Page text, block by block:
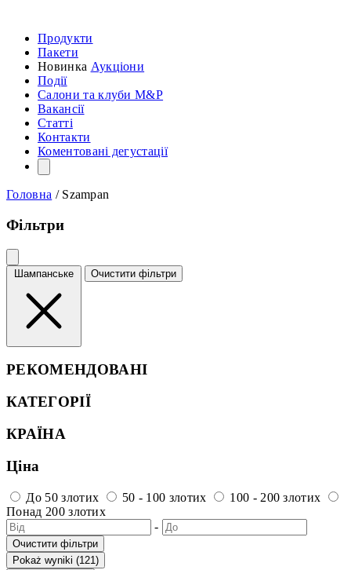
Продукти
Пакети
Новинка Аукціони
Події
Салони та клуби M&P
Вакансії
Статті
Контакти
Коментовані дегустації
Головна / Szampan
Фільтри
Шампанське Очистити фільтри
РЕКОМЕНДОВАНІ
КАТЕГОРІЇ
КРАЇНА
Ціна
До 50 злотих 50 - 100 злотих
100 - 200 злотих
Понад 200 злотих
-
Очистити фільтри
Pokaż wyniki (121)